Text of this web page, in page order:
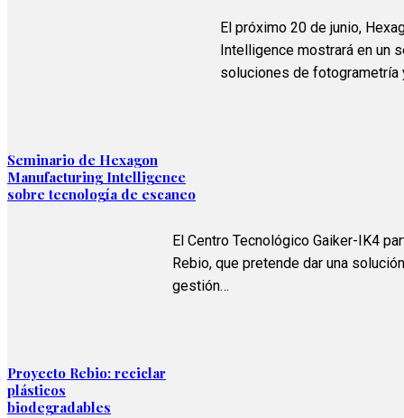
Seminario de Hexagon
Manufacturing Intelligence
sobre tecnología de escaneo
El próximo 20 de junio,
Intelligence mostrará en un
soluciones de fotogrametría
Proyecto Rebio: reciclar
plásticos
biodegradables
El Centro Tecnológico Gaiker-IK4
Rebio, que pretende dar una
gestión…